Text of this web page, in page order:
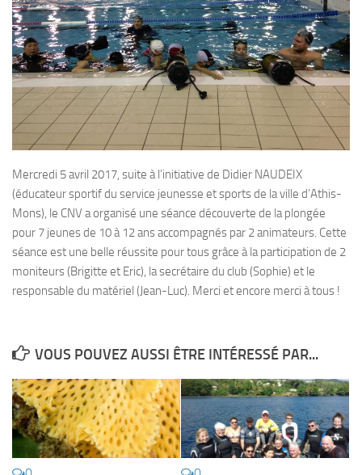
Plouf
ECOLE DE PLONGEE
Formations
Jeune plongeur
Plongeur N1
Maintien des acquis
Guide de palanquée N4
Initiateur
Moniteur Fédéral
Sorties techniques
APNEE
SORTIES
Mercredi 5 avril 2017, suite à l’initiative de Didier NAUDEIX
(éducateur sportif du service jeunesse et sports de la ville d’Athis-
Mons), le CNV a organisé une séance découverte de la plongée
pour 7 jeunes de 10 à 12 ans accompagnés par 2 animateurs. Cette
séance est une belle réussite pour tous grâce à la participation de 2
moniteurs (Brigitte et Eric), la secrétaire du club (Sophie) et le
responsable du matériel (Jean-Luc). Merci et encore merci à tous !
VOUS POUVEZ AUSSI ÊTRE INTÉRESSÉ PAR...